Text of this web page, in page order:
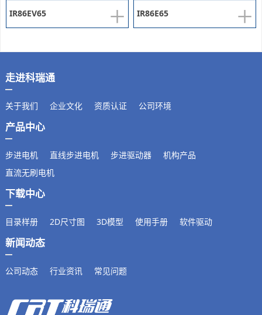
+
IR86EV65 +
IR86E65
走进科瑞通
关于我们 企业文化 资质认证 公司环境
产品中心
步进电机 直线步进电机 步进驱动器
机构产品
直流无刷电机
下载中心
目录样册 2D尺寸图 3D模型 使用手册 软件驱动
新闻动态
公司动态 行业资讯 常见问题